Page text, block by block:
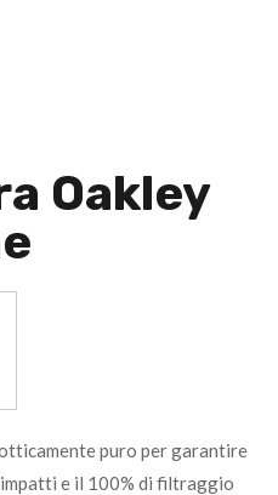
Oakley
puro per garantire
e il 100% di filtraggio